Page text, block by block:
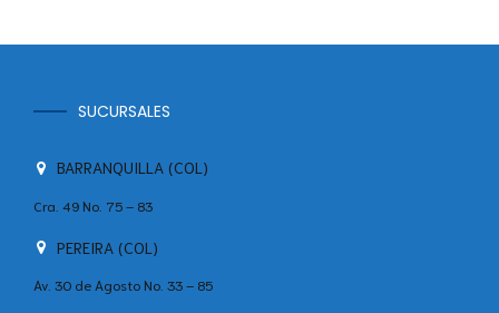
SUCURSALES
BARRANQUILLA (COL)
Cra. 49 No. 75 – 83
PEREIRA (COL)
Av. 30 de Agosto No. 33 – 85